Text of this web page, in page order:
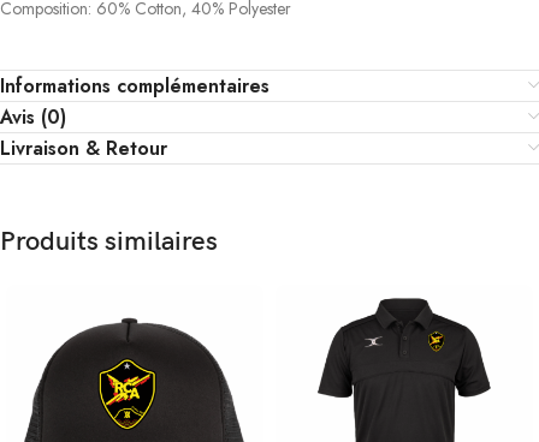
Composition: 60% Cotton, 40% Polyester
Informations complémentaires
Avis (0)
Livraison & Retour
Produits similaires